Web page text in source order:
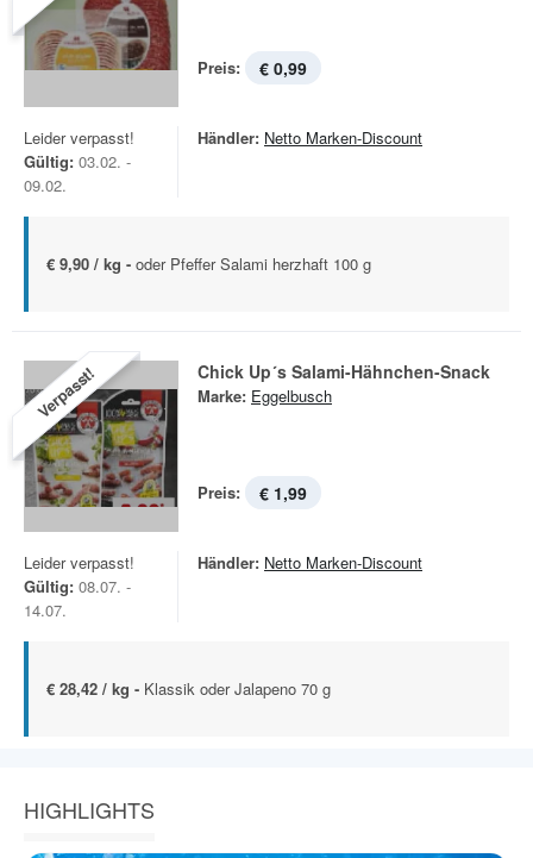
Preis: € 0,99
Leider verpasst!
Gültig: 03.02. -
09.02.
Händler: Netto Marken-Discount
€ 9,90 / kg - oder Pfeffer Salami herzhaft 100 g
Verpasst! Chick Up´s Salami-Hähnchen-Snack
Marke: Eggelbusch
Preis: € 1,99
Leider verpasst!
Gültig: 08.07. -
14.07.
Händler: Netto Marken-Discount
€ 28,42 / kg - Klassik oder Jalapeno 70 g
HIGHLIGHTS